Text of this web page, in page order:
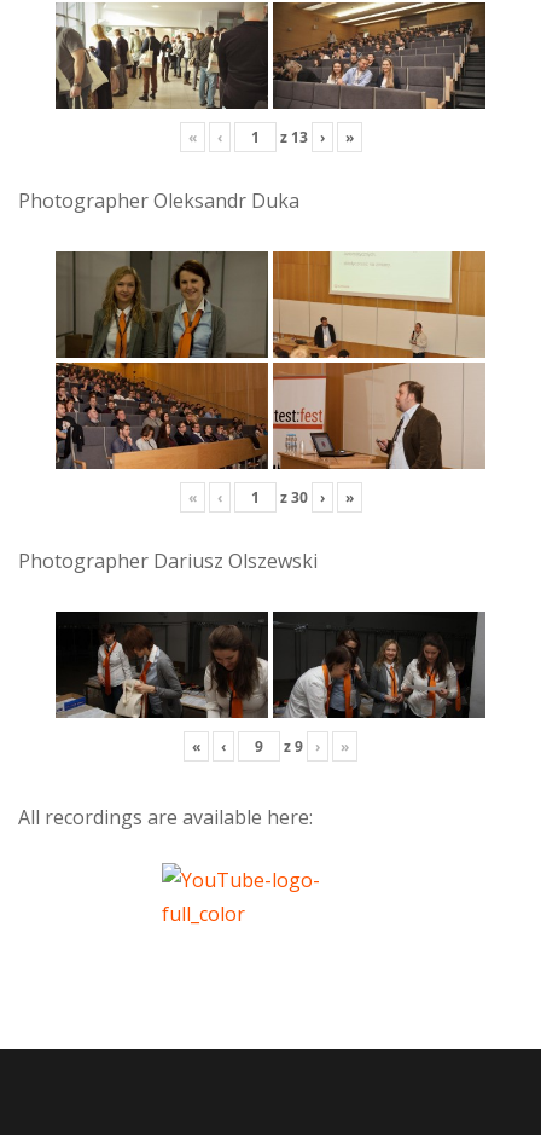
« ‹ z 13 › »
Photographer Oleksandr Duka
« ‹ z30 › »
Photographer Dariusz Olszewski
« ‹ z9 › »
All recordings are available here: